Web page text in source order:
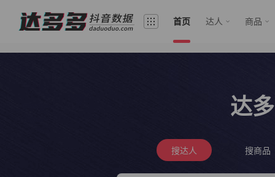
首页 达人 商品
达
搜达人 搜商品